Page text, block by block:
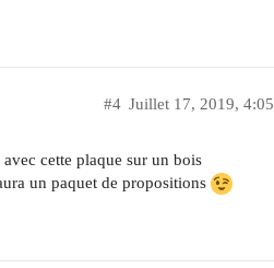
Juillet 17, 2019, 4:05
#4
cette plaque sur un bois
un paquet de propositions